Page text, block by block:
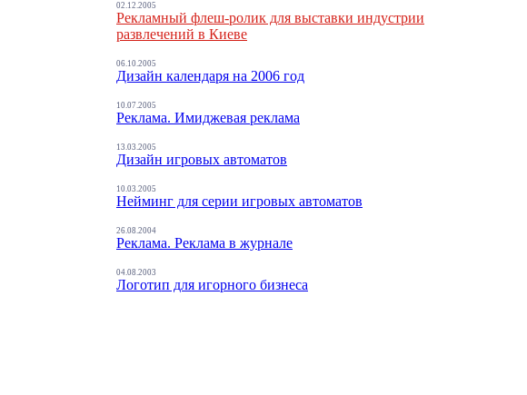
02.12.2005
Рекламный флеш-ролик для выставки индустрии
развлечений в Киеве
06.10.2005
Дизайн календаря на 2006 год
10.07.2005
Реклама. Имиджевая реклама
13.03.2005
Дизайн игровых автоматов
10.03.2005
Нейминг для серии игровых автоматов
26.08.2004
Реклама. Реклама в журнале
04.08.2003
Логотип для игорного бизнеса